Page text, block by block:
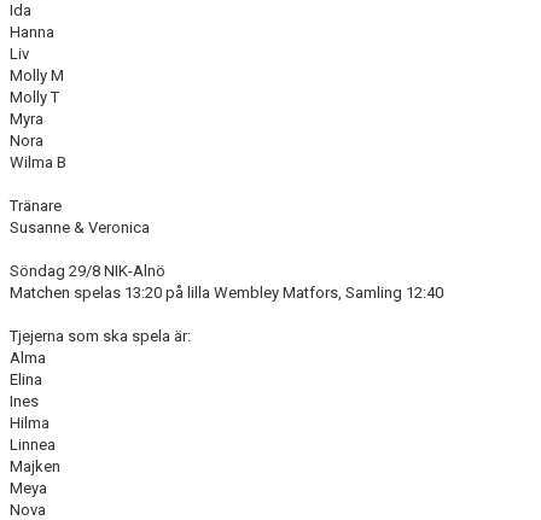
Ida
Hanna
Liv
Molly M
Molly T
Myra
Nora
Wilma B
Tränare
Susanne & Veronica
Söndag 29/8 NIK-Alnö
Matchen spelas 13:20 på lilla Wembley Matfors, Samling 12:40
Tjejerna som ska spela är:
Alma
Elina
Ines
Hilma
Linnea
Majken
Meya
Nova